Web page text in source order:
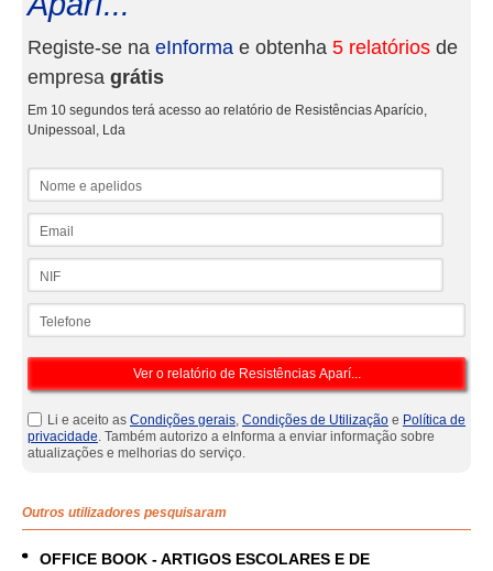
Registe-se na eInforma e obtenha 5 relatórios de
empresa grátis
Em 10 segundos terá acesso ao relatório de Resistências Aparício,
Unipessoal, Lda
Li e aceito as Condições gerais, Condições de Utilização e Política de
privacidade. Também autorizo a eInforma a enviar informação sobre
atualizações e melhorias do serviço.
Outros utilizadores pesquisaram
OFFICE BOOK - ARTIGOS ESCOLARES E DE